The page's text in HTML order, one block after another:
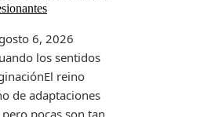
6, 2026
los sentidos
reino
de adaptaciones
pocas son tan